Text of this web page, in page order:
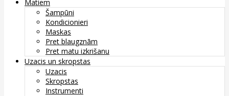
Matiem
Šampūni
Kondicionieri
Maskas
Pret blaugznām
Pret matu izkrišanu
Uzacis un skropstas
Uzacis
Skropstas
Instrumenti